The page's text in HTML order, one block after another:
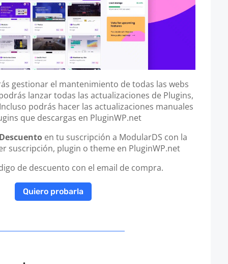
gestionar el mantenimiento de todas las webs
lanzar todas las actualizaciones de Plugins,
podrás hacer las actualizaciones manuales
que descargas en PluginWP.net
en tu suscripción a ModularDS con la
suscripción, plugin o theme en PluginWP.net
de descuento con el email de compra.
Quiero probarla